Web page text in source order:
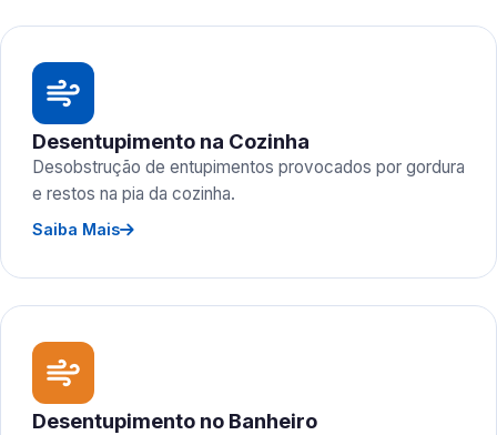
Desentupimento na Cozinha
Desobstrução de entupimentos provocados por gordura
e restos na pia da cozinha.
Saiba Mais
Desentupimento no Banheiro